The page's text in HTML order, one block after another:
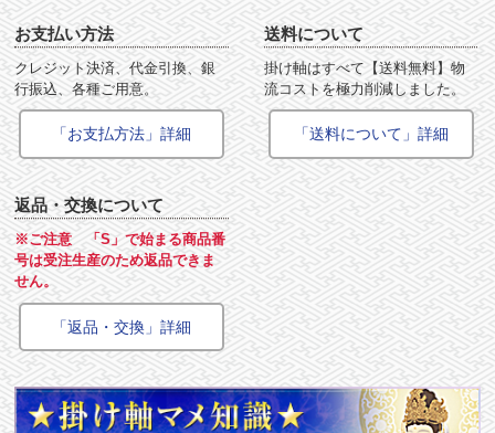
お支払い方法
クレジット決済、代金引換、銀
行振込、各種ご用意。
「お支払方法」詳細
送料について
掛け軸はすべて【送料無料】物
流コストを極力削減しました。
「送料について」詳細
返品・交換について
※ご注意 「S」で始まる商品番
号は受注生産のため返品できま
せん。
「返品・交換」詳細